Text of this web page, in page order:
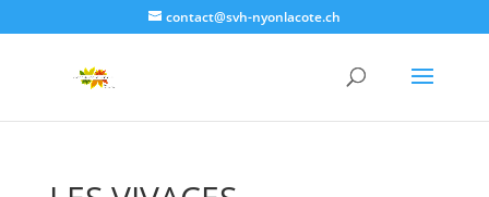
contact@svh-nyonlacote.ch